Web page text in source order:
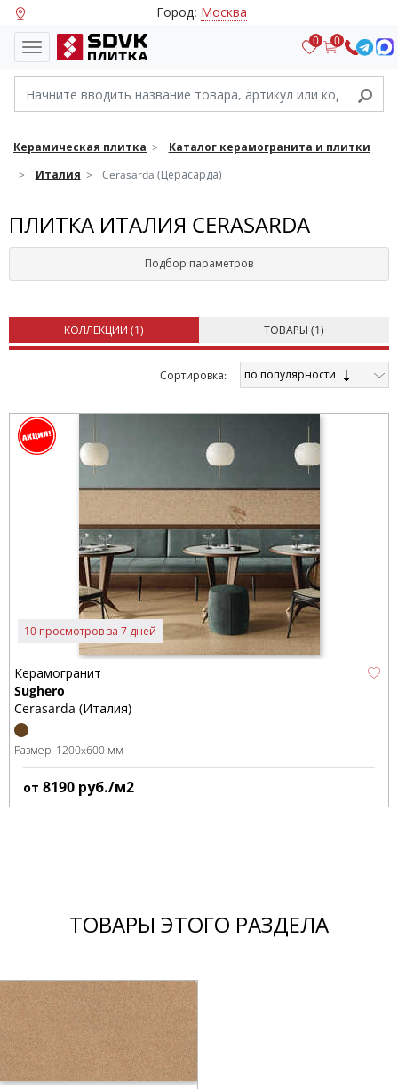
Город: Москва
0 0
Керамическая плитка
Каталог керамогранита и плитки
Италия
Cerasarda (Церасарда)
ПЛИТКА ИТАЛИЯ CERASARDA
Подбор параметров
КОЛЛЕКЦИИ (1) ТОВАРЫ (1)
Cортировка: по популярности
10 просмотров за 7 дней
Керамогранит
Sughero
Cerasarda (Италия)
Размер: 1200x600 мм
от 8190 руб./м2
ТОВАРЫ ЭТОГО РАЗДЕЛА